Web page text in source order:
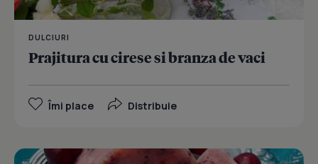
DULCIURI
Prajitura cu cirese si branza de vaci
Îmi place Distribuie